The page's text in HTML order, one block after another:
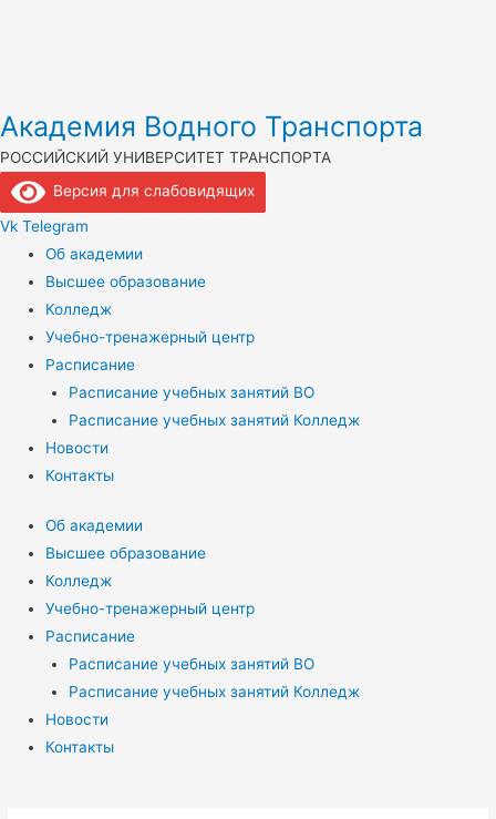
Академия Водного Транспорта
РОССИЙСКИЙ УНИВЕРСИТЕТ ТРАНСПОРТА
Версия для слабовидящих
Vk Telegram
Об академии
Высшее образование
Колледж
Учебно-тренажерный центр
Расписание
Расписание учебных занятий ВО
Расписание учебных занятий Колледж
Новости
Контакты
Об академии
Высшее образование
Колледж
Учебно-тренажерный центр
Расписание
Расписание учебных занятий ВО
Расписание учебных занятий Колледж
Новости
Контакты